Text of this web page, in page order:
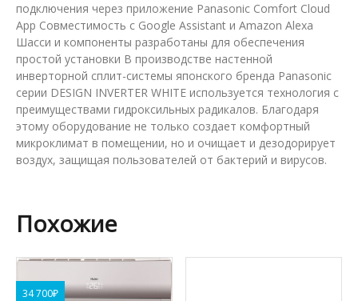
подключения через приложение Panasonic Comfort Cloud
App Совместимость с Google Assistant и Amazon Alexa
Шасси и компоненты разработаны для обеспечения
простой установки В производстве настенной
инверторной сплит-системы японского бренда Panasonic
серии DESIGN INVERTER WHITE используется технология с
преимуществами гидроксильных радикалов. Благодаря
этому оборудование не только создает комфортный
микроклимат в помещении, но и очищает и дезодорирует
воздух, защищая пользователей от бактерий и вирусов.
Похожие
34 700₽